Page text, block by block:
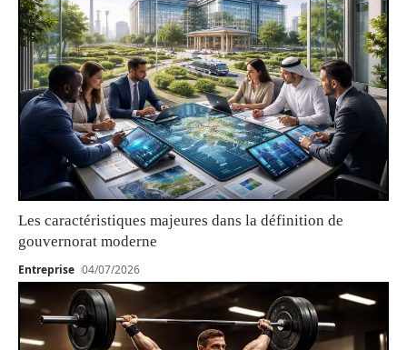
Les caractéristiques majeures dans la définition de
gouvernorat moderne
Entreprise 04/07/2026